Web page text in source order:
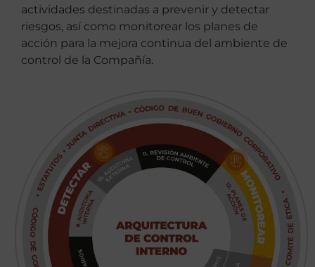
actividades destinadas a prevenir y detectar
riesgos, así como monitorear los planes de
acción para la mejora continua del ambiente de
control de la Compañía.